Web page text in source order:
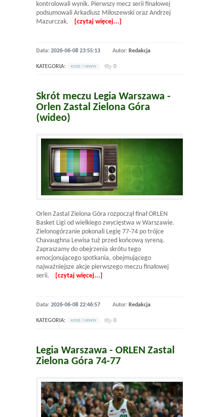
kontrolowali wynik. Pierwszy mecz serii finałowej
podsumowali Arkadiusz Miłoszewski oraz Andrzej
Mazurczak.
[czytaj więcej...]
Data: 2026-06-08 23:55:13 Autor: Redakcja
KATEGORIA: KOSZ / NEWSY 0
Skrót meczu Legia Warszawa -
Orlen Zastal Zielona Góra
(wideo)
Orlen Zastal Zielona Góra rozpoczął finał ORLEN
Basket Ligi od wielkiego zwycięstwa w Warszawie.
Zielonogórzanie pokonali Legię 77-74 po trójce
Chavaughna Lewisa tuż przed końcową syreną.
Zapraszamy do obejrzenia skrótu tego
emocjonującego spotkania, obejmującego
najważniejsze akcje pierwszego meczu finałowej
serii.
[czytaj więcej...]
Data: 2026-06-08 22:46:57 Autor: Redakcja
KATEGORIA: KOSZ / NEWSY 0
Legia Warszawa - ORLEN Zastal
Zielona Góra 74-77